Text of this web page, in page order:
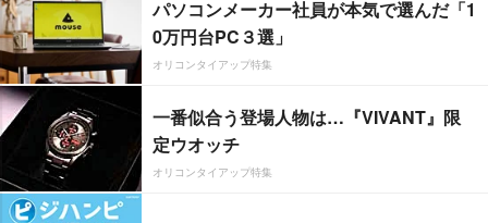
パソコンメーカー社員が本気で選んだ「1
0万円台PC３選」
オリコンタイアップ特集
一番似合う登場人物は…『VIVANT』限
定ウオッチ
オリコンタイアップ特集